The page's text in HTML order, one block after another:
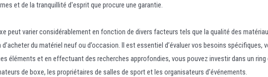
et de la tranquillité d'esprit que procure une garantie.
peut varier considérablement en fonction de divers facteurs tels que la qualité des
du matériel neuf ou d’occasion. Il est essentiel d’évaluer vos besoins
éléments et en effectuant des recherches approfondies, vous pouvez investir dans un
de boxe, les propriétaires de salles de sport et les organisateurs d'événements.